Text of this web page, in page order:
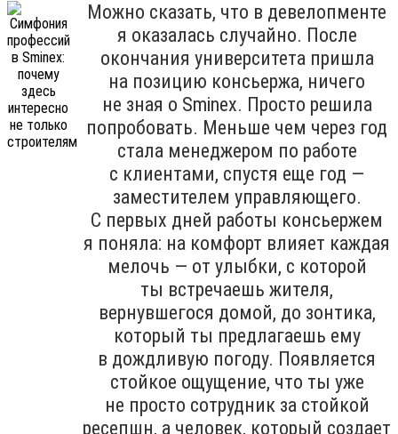
Можно сказать, что в девелопменте
я оказалась случайно. После
окончания университета пришла
на позицию консьержа, ничего
не зная о Sminex. Просто решила
попробовать. Меньше чем через год
стала менеджером по работе
с клиентами, спустя еще год —
заместителем управляющего.
С первых дней работы консьержем
я поняла: на комфорт влияет каждая
мелочь — от улыбки, с которой
ты встречаешь жителя,
вернувшегося домой, до зонтика,
который ты предлагаешь ему
в дождливую погоду. Появляется
стойкое ощущение, что ты уже
не просто сотрудник за стойкой
ресепшн, а человек, который создает